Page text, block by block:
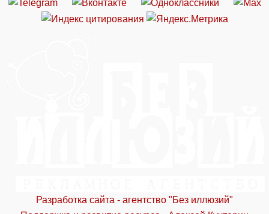
Разработка сайта - агентство "Без иллюзий"